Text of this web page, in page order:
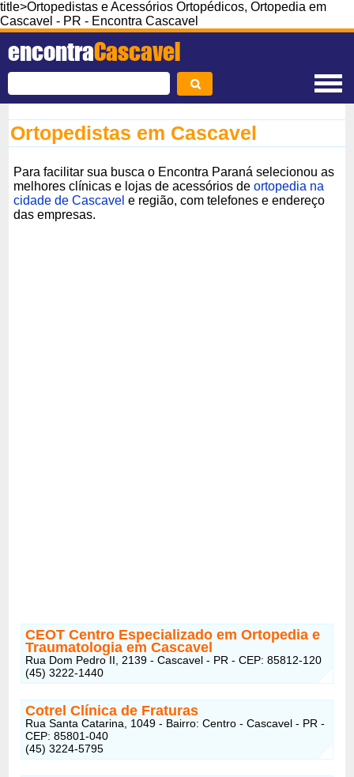
title>Ortopedistas e Acessórios Ortopédicos, Ortopedia em
Cascavel - PR - Encontra Cascavel
encontraCascavel
Ortopedistas em Cascavel
Para facilitar sua busca o Encontra Paraná selecionou as
melhores clínicas e lojas de acessórios deortopedia na
cidade de Cascavel e região, com telefones e endereço
das empresas.
CEOT Centro Especializado em Ortopedia e
Traumatologia em Cascavel
Rua Dom Pedro II, 2139 - Cascavel - PR - CEP: 85812-120
(45) 3222-1440
Cotrel Clínica de Fraturas
Rua Santa Catarina, 1049 - Bairro: Centro - Cascavel - PR -
CEP: 85801-040
(45) 3224-5795